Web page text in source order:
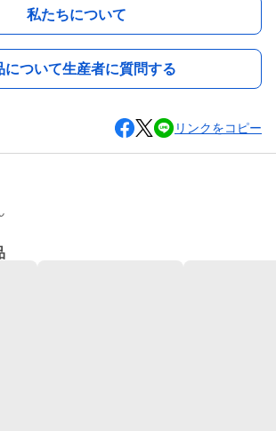
私たちについて
について生産者に質問する
リンクをコピー